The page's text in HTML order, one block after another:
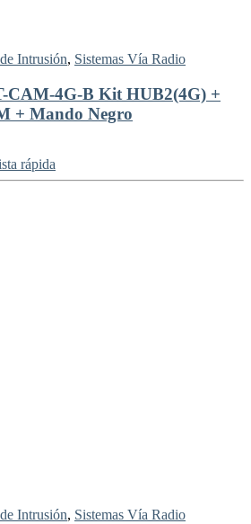
Intrusión, Sistemas Vía Radio
CAM-4G-B Kit HUB2(4G) +
+ Mando Negro
rápida
Intrusión, Sistemas Vía Radio